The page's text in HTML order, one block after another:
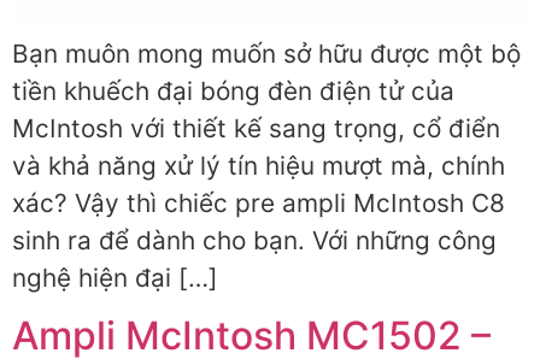
Bạn muôn mong muốn sở hữu được một bộ
tiền khuếch đại bóng đèn điện tử của
McIntosh với thiết kế sang trọng, cổ điển
và khả năng xử lý tín hiệu mượt mà, chính
xác? Vậy thì chiếc pre ampli McIntosh C8
sinh ra để dành cho bạn. Với những công
nghệ hiện đại […]
Ampli McIntosh MC1502 –